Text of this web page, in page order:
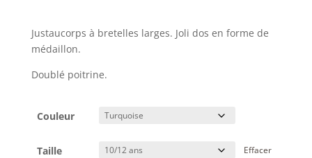
Justaucorps à bretelles larges. Joli dos en forme de
médaillon.
Doublé poitrine.
Couleur
Taille Effacer